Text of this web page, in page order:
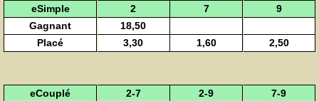
eSimple 2 7
9
Gagnant
18,50
Placé
3,30 1,60 2,50
eCouplé 2-7 2-9
7-9